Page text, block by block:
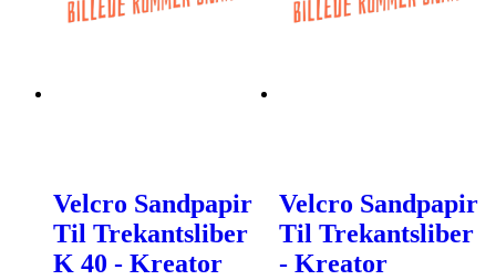
Velcro Sandpapir
Til Trekantsliber
K 40 - Kreator
Velcro Sandpapir
Til Trekantsliber
- Kreator